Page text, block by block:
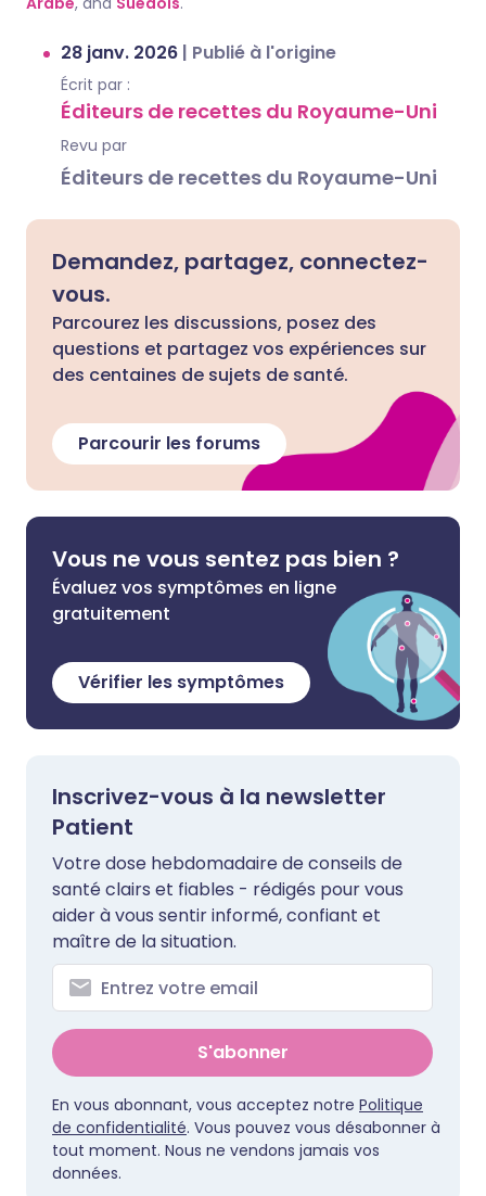
28 janv. 2026 | Publié à l'origine
Écrit par :
Éditeurs de recettes du Royaume-Uni
Revu par
Éditeurs de recettes du Royaume-Uni
Demandez, partagez, connectez-
vous.
Parcourez les discussions, posez des
questions et partagez vos expériences sur
des centaines de sujets de santé.
Parcourir les forums
Vous ne vous sentez pas bien ?
Évaluez vos symptômes en ligne
gratuitement
Vérifier les symptômes
Inscrivez-vous à la newsletter
Patient
Votre dose hebdomadaire de conseils de
santé clairs et fiables - rédigés pour vous
aider à vous sentir informé, confiant et
maître de la situation.
S'abonner
En vous abonnant, vous acceptez notre Politique
de confidentialité. Vous pouvez vous désabonner à
tout moment. Nous ne vendons jamais vos
données.